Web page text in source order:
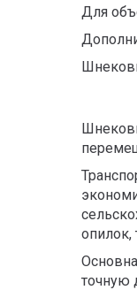
Для
опилок,
точную